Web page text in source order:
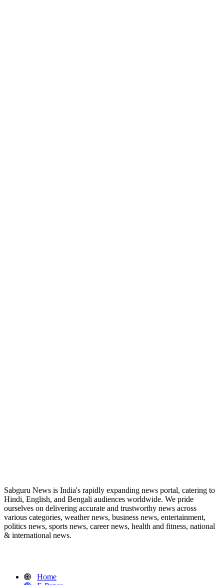
Sabguru News is India's rapidly expanding news portal, catering to
Hindi, English, and Bengali audiences worldwide. We pride
ourselves on delivering accurate and trustworthy news across
various categories, weather news, business news, entertainment,
politics news, sports news, career news, health and fitness, national
& international news.
Home